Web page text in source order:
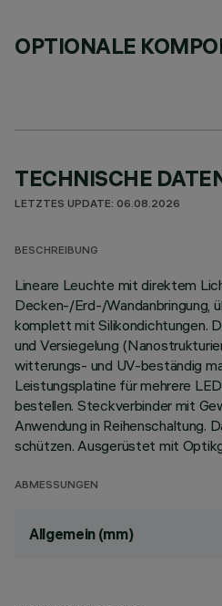
OPTIONALE
TECHNISCHE
LETZTES UPDATE: 06.08.2026
BESCHREIBUNG
Lineare Leuchte mit direktem
Decken-/Erd-/Wandanbringung,
komplett mit Silikondichtungen.
und Versiegelung
witterungs- und UV-beständig
Leistungsplatine für mehrere
bestellen. Steckverbinder mit
Anwendung in Reihenschaltung.
schützen. Ausgerüstet mit
ABMESSUNGEN
Allgemein (mm)